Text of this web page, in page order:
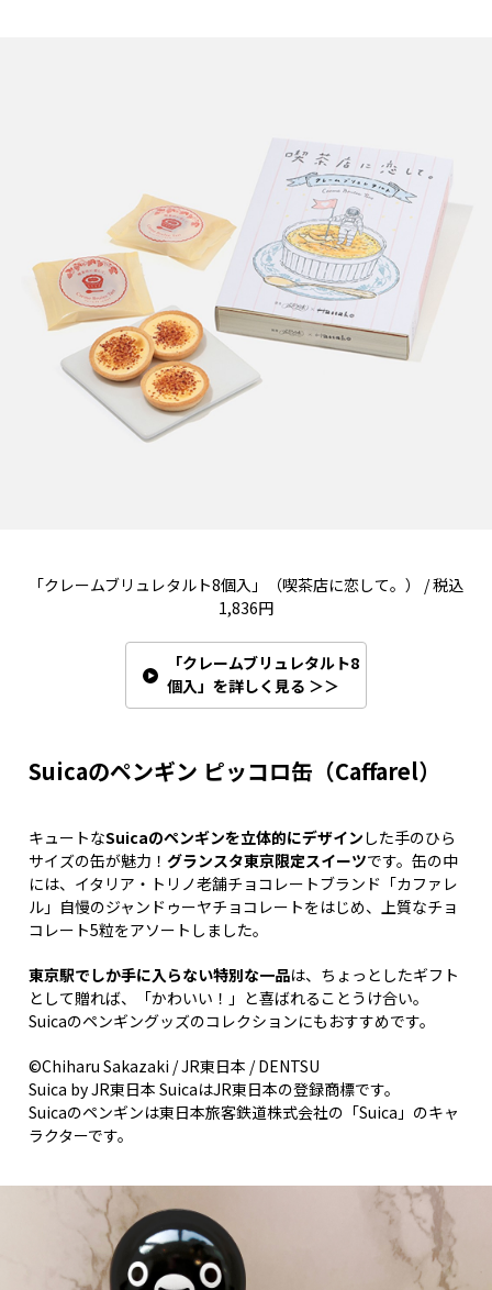
「クレームブリュレタルト8個入」（喫茶店に恋して。） / 税込
1,836円
「クレームブリュレタルト8
個入」を詳しく見る ＞＞
Suicaのペンギン ピッコロ缶（Caffarel）
キュートなSuicaのペンギンを立体的にデザイン した手のひら
サイズの缶が魅力！ グランスタ東京限定スイーツです。缶の中
には、イタリア・トリノ老舗チョコレートブランド「カファレ
ル」自慢のジャンドゥーヤチョコレートをはじめ、上質なチョ
コレート5粒をアソートしました。
東京駅でしか手に入らない特別な一品は、ちょっとしたギフト
として贈れば、「かわいい！」と喜ばれることうけ合い。
Suicaのペンギングッズのコレクションにもおすすめです。
©Chiharu Sakazaki / JR東日本 / DENTSU
Suica by JR東日本 SuicaはJR東日本の登録商標です。
Suicaのペンギンは東日本旅客鉄道株式会社の「Suica」のキャ
ラクターです。